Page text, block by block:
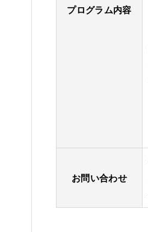
プログラム内容
お問い合わせ